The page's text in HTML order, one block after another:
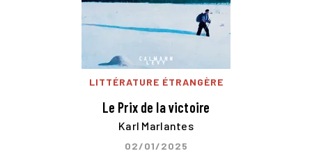
LITTÉRATURE ÉTRANGÈRE
Le Prix de la victoire
Karl Marlantes
02/01/2025